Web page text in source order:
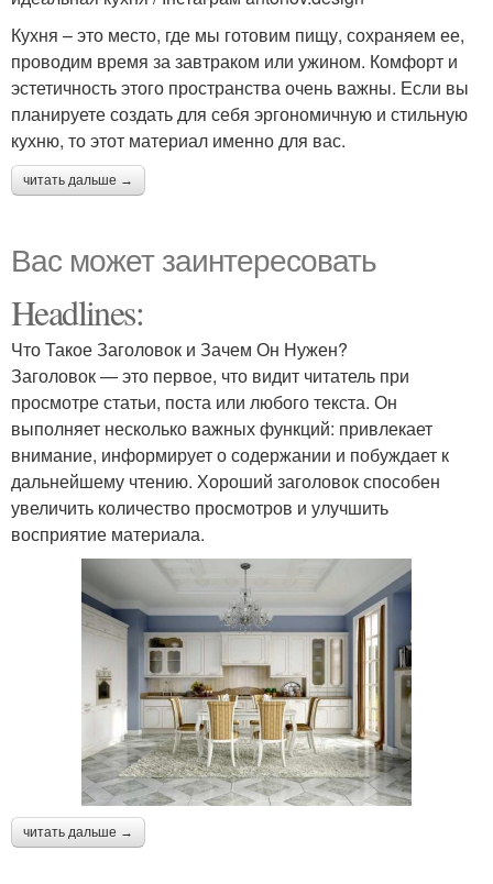
Кухня – это место, где мы готовим пищу, сохраняем ее,
проводим время за завтраком или ужином. Комфорт и
эстетичность этого пространства очень важны. Если вы
планируете создать для себя эргономичную и стильную
кухню, то этот материал именно для вас.
читать дальше →
Вас может заинтересовать
Headlines:
Что Такое Заголовок и Зачем Он Нужен?
Заголовок — это первое, что видит читатель при
просмотре статьи, поста или любого текста. Он
выполняет несколько важных функций: привлекает
внимание, информирует о содержании и побуждает к
дальнейшему чтению. Хороший заголовок способен
увеличить количество просмотров и улучшить
восприятие материала.
читать дальше →